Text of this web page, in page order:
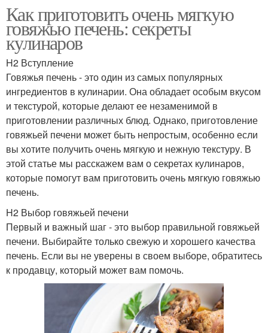
Как приготовить очень мягкую
говяжью печень: секреты
кулинаров
H2 Вступление
Говяжья печень - это один из самых популярных
ингредиентов в кулинарии. Она обладает особым вкусом
и текстурой, которые делают ее незаменимой в
приготовлении различных блюд. Однако, приготовление
говяжьей печени может быть непростым, особенно если
вы хотите получить очень мягкую и нежную текстуру. В
этой статье мы расскажем вам о секретах кулинаров,
которые помогут вам приготовить очень мягкую говяжью
печень.
H2 Выбор говяжьей печени
Первый и важный шаг - это выбор правильной говяжьей
печени. Выбирайте только свежую и хорошего качества
печень. Если вы не уверены в своем выборе, обратитесь
к продавцу, который может вам помочь.